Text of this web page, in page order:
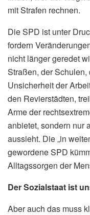
mit Strafen rechnen.
Die SPD ist unter
fordern
nicht länger geredet
Straßen, der
Unsicherheit der
den Revierstädten,
Arme der
anbietet, sondern nur
aussieht. Die „in
gewordene SPD
Alltagssorgen der
Der Sozialstaat ist
Aber auch das muss